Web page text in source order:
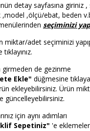
detay sayfasına giriniz ,
,ölçü/ebat, beden
seçiminizi
miktar/adet seçiminizi
girmeden de gezinme
Ekle" düğmesine
ekleyebilirsiniz. Ürün
güncelleyebilirsiniz.
için aynı adımları
Sepetiniz" 'e eklemeler